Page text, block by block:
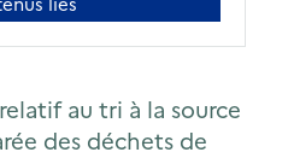
au tri à la source
des déchets de